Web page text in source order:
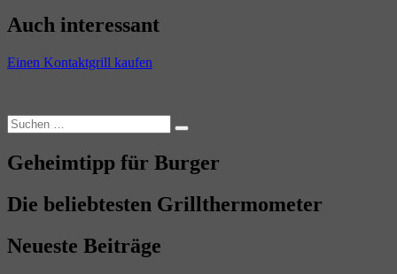
Auch interessant
Einen Kontaktgrill kaufen
Suchen
nach:
Suchen
Geheimtipp für Burger
Die beliebtesten Grillthermometer
Neueste Beiträge